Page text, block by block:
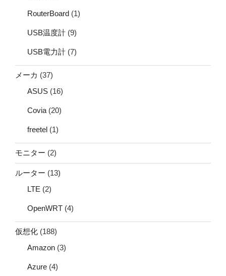
RouterBoard (1)
USB温度計 (9)
USB電力計 (7)
メーカ (37)
ASUS (16)
Covia (20)
freetel (1)
モニター (2)
ルーター (13)
LTE (2)
OpenWRT (4)
仮想化 (188)
Amazon (3)
Azure (4)